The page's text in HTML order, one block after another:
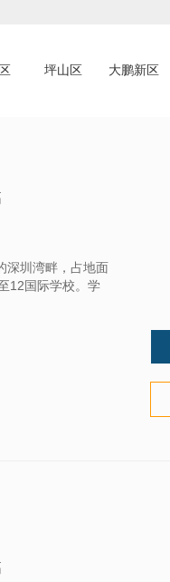
坪山区 大鹏新区
深圳湾畔，占地面
12国际学校。学